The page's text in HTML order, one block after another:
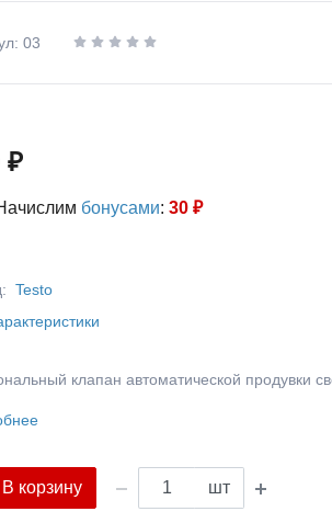
03
₽
бонусами: 30 ₽
Testo
клапан автоматической продувки
В корзину шт